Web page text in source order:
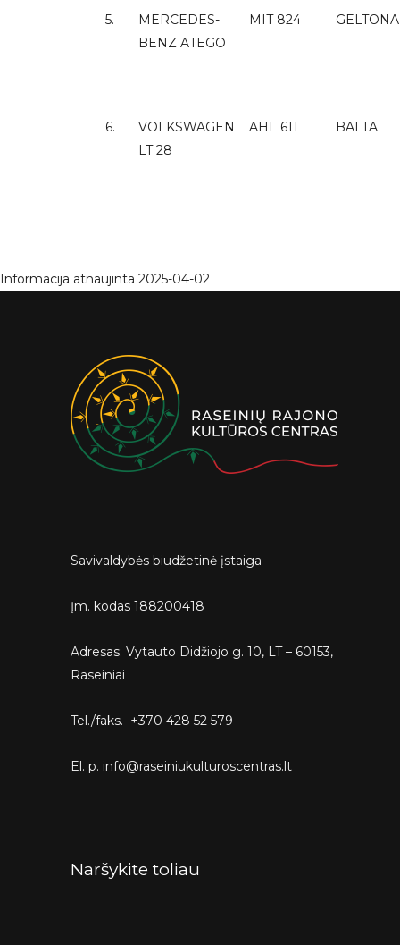
5.
MERCEDES-
BENZ ATEGO
MIT 824 GELTONA
6.
VOLKSWAGEN
LT 28
AHL 611 BALTA
Informacija atnaujinta 2025-04-02
Savivaldybės biudžetinė įstaiga
Įm. kodas 188200418
Adresas: Vytauto Didžiojo g. 10, LT – 60153,
Raseiniai
Tel./faks. +370 428 52 579
El. p. info@raseiniukulturoscentras.lt
Naršykite toliau